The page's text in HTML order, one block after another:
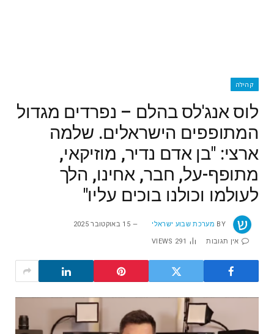
קהילה
לוס אנג'לס בהלם – נפרדים מגדול
המתופפים הישראלים. שלמה
ארצי: "בן אדם נדיר, מוזיקאי,
מתופף-על, חבר, אחינו, הלך
לעולמו וכולנו בוכים עליו"
BY מערכת שבוע ישראלי 15 באוקטובר 2025
אין תגובות 291
VIEWS